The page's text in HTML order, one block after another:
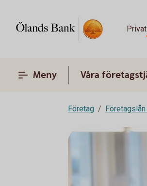
Privat
Meny Våra
Företag